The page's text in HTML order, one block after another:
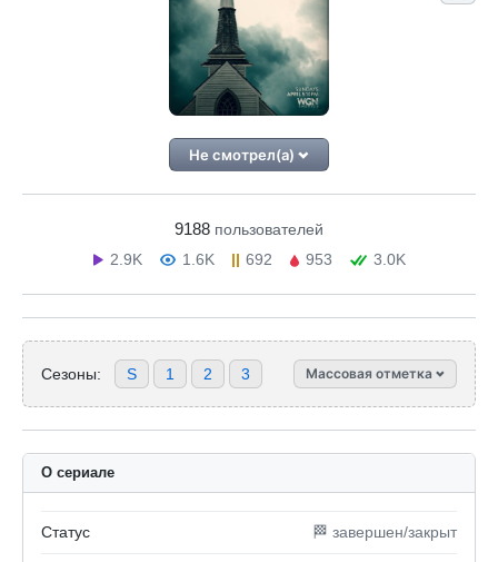
Не смотрел(а)
9188 пользователей
2.9K
1.6K 692 953 3.0K
Сезоны: S 1 2 3 Массовая отметка
О сериале
Статус 🏁 завершен/закрыт